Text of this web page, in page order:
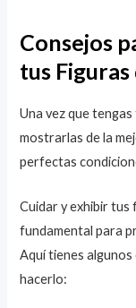
Consejos
tus
Una vez que
mostrarlas de la
perfectas
Cuidar y exhibir tus
fundamental para
Aquí tienes
hacerlo: